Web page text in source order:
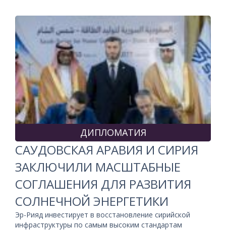
ДИПЛОМАТИЯ
САУДОВСКАЯ АРАВИЯ И СИРИЯ
ЗАКЛЮЧИЛИ МАСШТАБНЫЕ
СОГЛАШЕНИЯ ДЛЯ РАЗВИТИЯ
СОЛНЕЧНОЙ ЭНЕРГЕТИКИ
Эр-Рияд инвестирует в восстановление сирийской
инфраструктуры по самым высоким стандартам